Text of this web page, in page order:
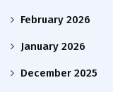
February 2026
January 2026
December 2025